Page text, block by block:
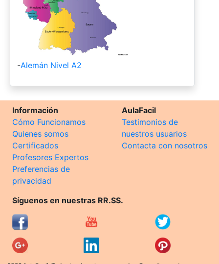
-Alemán Nivel A2
Información
Cómo Funcionamos
Quienes somos
Certificados
Profesores Expertos
Preferencias de
privacidad
AulaFacil
Testimonios de
nuestros usuarios
Contacta con nosotros
Síguenos en nuestras RR.SS.